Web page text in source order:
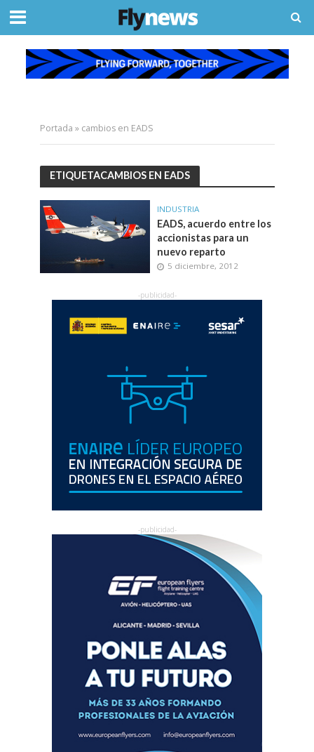
Portada » cambios en EADS
ETIQUETACAMBIOS EN EADS
INDUSTRIA
EADS, acuerdo entre los
accionistas para un
nuevo reparto
5 diciembre, 2012